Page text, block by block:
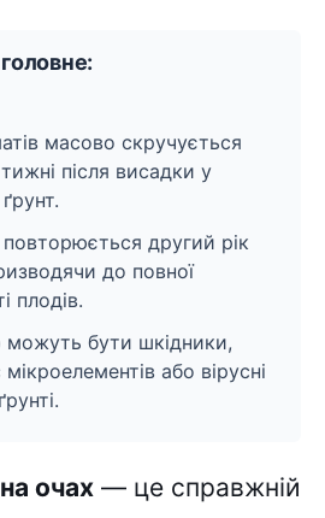
масово скручується
після висадки у
другий рік
до повної
плодів.
бути шкідники,
або вірусні
очах — це справжній